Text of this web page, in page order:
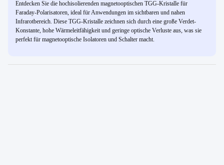
Entdecken Sie die hochisolierenden magnetooptischen TGG-Kristalle für
Faraday-Polarisatoren, ideal für Anwendungen im sichtbaren und nahen
Infrarotbereich. Diese TGG-Kristalle zeichnen sich durch eine große Verdet-
Konstante, hohe Wärmeleitfähigkeit und geringe optische Verluste aus, was sie
perfekt für magnetooptische Isolatoren und Schalter macht.